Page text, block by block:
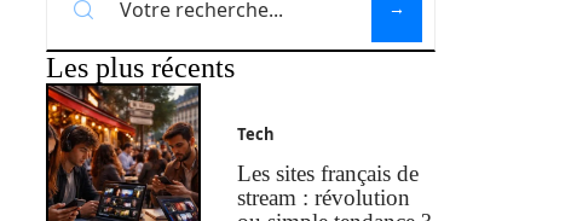
Les plus récents
Tech
Les sites français de
stream : révolution